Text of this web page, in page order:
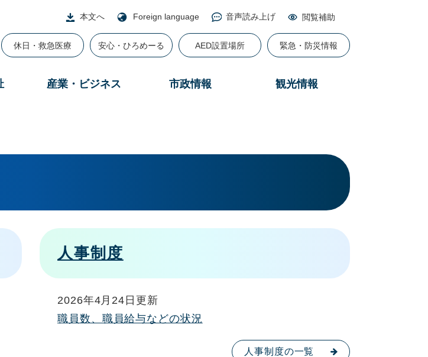
本文へ Foreign language 音声読み上げ 閲覧補助
休日・救急医療 安心・ひろめーる AED設置場所 緊急・防災情報
産業・ビジネス 市政情報 観光情報
人事制度
2026年4月24日更新
職員数、職員給与などの状況
人事制度の一覧